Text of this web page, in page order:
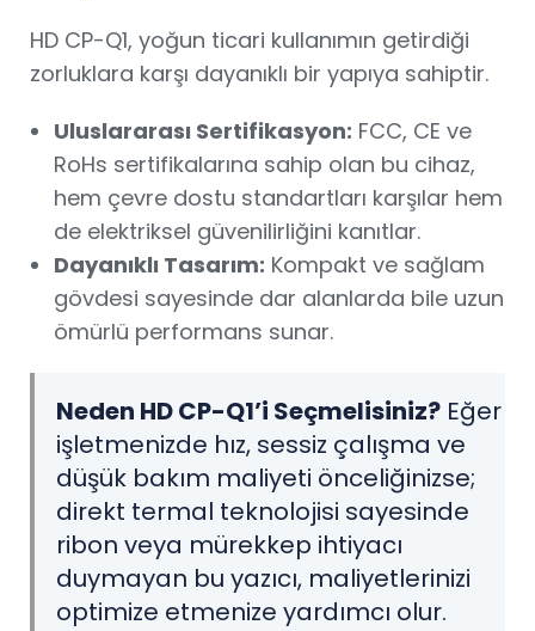
HD CP-Q1, yoğun ticari kullanımın getirdiği
zorluklara karşı dayanıklı bir yapıya sahiptir.
Uluslararası Sertifikasyon: FCC, CE ve
RoHs sertifikalarına sahip olan bu cihaz,
hem çevre dostu standartları karşılar hem
de elektriksel güvenilirliğini kanıtlar.
Dayanıklı Tasarım: Kompakt ve sağlam
gövdesi sayesinde dar alanlarda bile uzun
ömürlü performans sunar.
Neden HD CP-Q1’i Seçmelisiniz? Eğer
işletmenizde hız, sessiz çalışma ve
düşük bakım maliyeti önceliğinizse;
direkt termal teknolojisi sayesinde
ribon veya mürekkep ihtiyacı
duymayan bu yazıcı, maliyetlerinizi
optimize etmenize yardımcı olur.